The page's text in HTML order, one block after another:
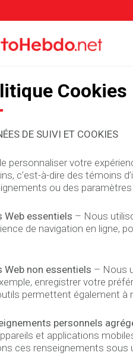
Cookies
DE SUIVI ET COOKIES
personnaliser votre
c’est-à-dire des témoins
ou des
Web essentiels – Nous
de navigation en ligne,
Web non essentiels – Nous
enregistrer votre
permettent également à
personnels
et applications
ces renseignements sous